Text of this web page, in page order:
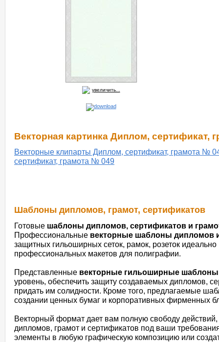
увеличить...
Векторная картинка Диплом, сертификат,
Векторные клипарты Диплом, сертификат, грамота №
сертификат, грамота № 049
Шаблоны дипломов, грамот, сертификатов
Готовые шаблоны дипломов, сертификатов и
Профессиональные векторные шаблоны дипломов
защитных гильоширных сеток, рамок, розеток
профессиональных макетов для полиграфии.
Представленные векторные гильоширные шаблоны
уровень, обеспечить защиту создаваемых дипломов,
придать им солидности. Кроме того, предлагаемые
создании ценных бумаг и корпоративных фирменных
Векторный формат дает вам полную свободу
дипломов, грамот и сертификатов под ваши
элементы в любую графическую композицию или